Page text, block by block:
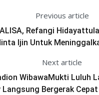
Previous article
Refangi
Ijin Untuk
Next article
WibawaMukti Luluh
Langsung Bergerak